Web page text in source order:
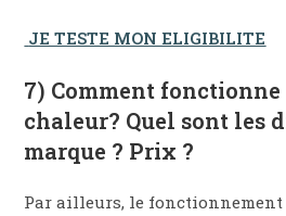
JE TESTE MON ELIGIBILITE
7) Comment fonctionne
chaleur? Quel sont les
marque ? Prix ?
Par ailleurs, le fonctionnement